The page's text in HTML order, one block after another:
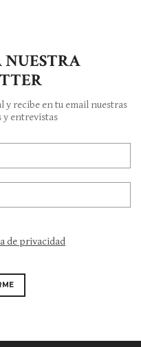
NUESTRA
y recibe en tu email nuestras
y entrevistas
de privacidad